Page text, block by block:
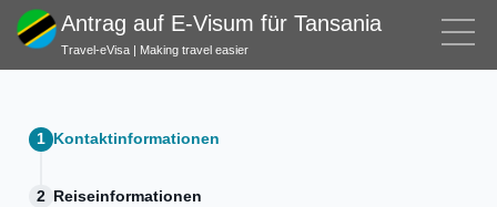
Antrag auf E-Visum für Tansania
Travel-eVisa | Making travel easier
Kontaktinformationen
Reiseinformationen